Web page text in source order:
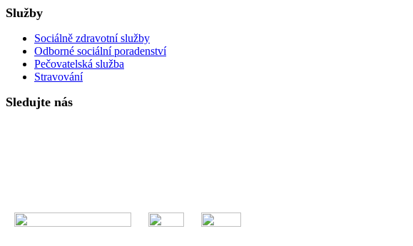
Služby
Sociálně zdravotní služby
Odborné sociální poradenství
Pečovatelská služba
Stravování
Sledujte nás